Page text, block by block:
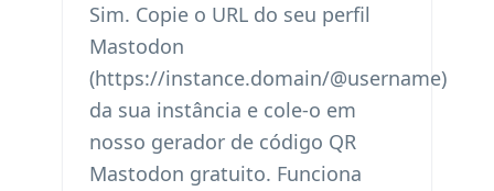
Sim. Copie o URL do seu perfil
Mastodon
(https://instance.domain/@username)
da sua instância e cole-o em
nosso gerador de código QR
Mastodon gratuito. Funciona